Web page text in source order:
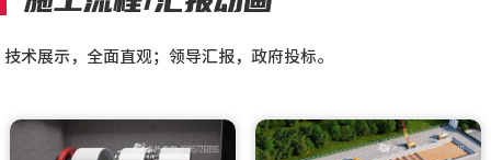
技术展示，全面直观；领导汇报，政府投标。